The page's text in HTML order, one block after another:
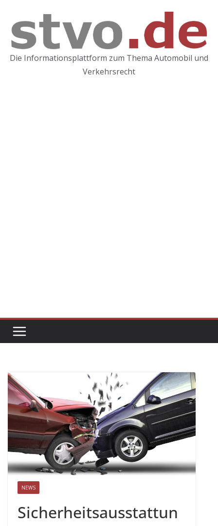
Die Informationsplattform zum Thema Automobil und
Verkehrsrecht
NEWS
Sicherheitsausstattun